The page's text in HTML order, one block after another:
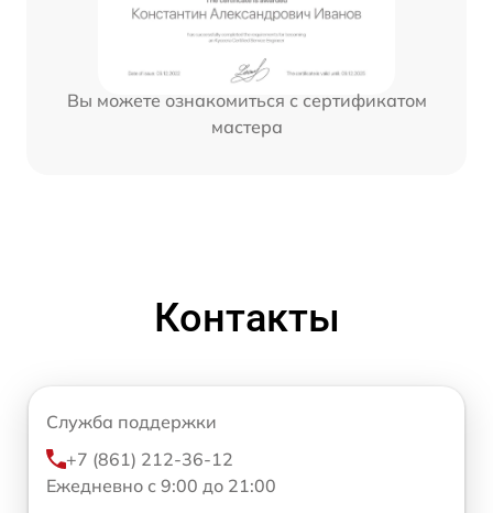
Вы можете ознакомиться с сертификатом
мастера
Контакты
Служба поддержки
+7 (861) 212-36-12
Ежедневно с 9:00 до 21:00